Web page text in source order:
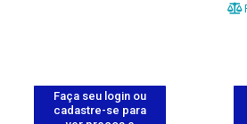
Faça seu login ou
cadastre-se para